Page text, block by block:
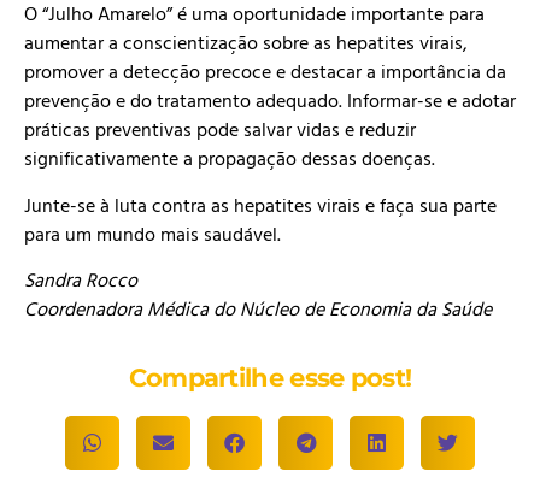
O “Julho Amarelo” é uma oportunidade importante para
aumentar a conscientização sobre as hepatites virais,
promover a detecção precoce e destacar a importância da
prevenção e do tratamento adequado. Informar-se e adotar
práticas preventivas pode salvar vidas e reduzir
significativamente a propagação dessas doenças.
Junte-se à luta contra as hepatites virais e faça sua parte
para um mundo mais saudável.
Sandra Rocco
Coordenadora Médica do Núcleo de Economia da Saúde
Compartilhe esse post!